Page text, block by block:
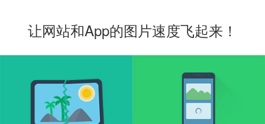
让网站和App的图片速度飞起来！